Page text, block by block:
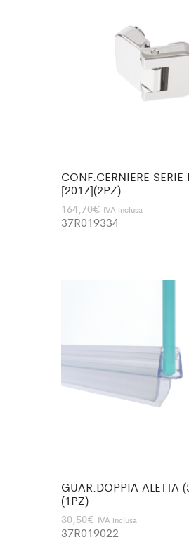
CONF.CERNIERE SERIE
[2017](2PZ)
164,70€ IVA inclusa
37R019334
GUAR.DOPPIA ALETTA
(1PZ)
30,50€ IVA inclusa
37R019022